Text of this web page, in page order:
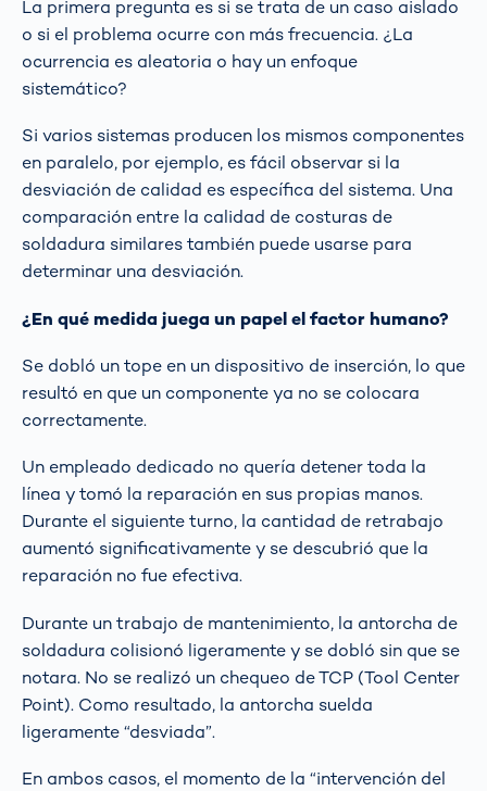
La primera pregunta es si se trata de un caso aislado
o si el problema ocurre con más frecuencia. ¿La
ocurrencia es aleatoria o hay un enfoque
sistemático?
Si varios sistemas producen los mismos componentes
en paralelo, por ejemplo, es fácil observar si la
desviación de calidad es específica del sistema. Una
comparación entre la calidad de costuras de
soldadura similares también puede usarse para
determinar una desviación.
¿En qué medida juega un papel el factor humano?
Se dobló un tope en un dispositivo de inserción, lo que
resultó en que un componente ya no se colocara
correctamente.
Un empleado dedicado no quería detener toda la
línea y tomó la reparación en sus propias manos.
Durante el siguiente turno, la cantidad de retrabajo
aumentó significativamente y se descubrió que la
reparación no fue efectiva.
Durante un trabajo de mantenimiento, la antorcha de
soldadura colisionó ligeramente y se dobló sin que se
notara. No se realizó un chequeo de TCP (Tool Center
Point). Como resultado, la antorcha suelda
ligeramente “desviada”.
En ambos casos, el momento de la “intervención del